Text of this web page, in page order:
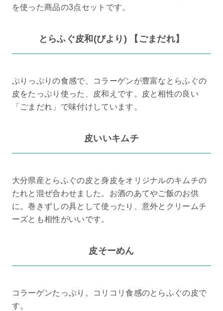
を使った商品の3点セットです。
とらふぐ皮和(びより) 【ごまだれ】
ぷりっぷりの食感で、コラーゲンが豊富なとらふぐの
皮をたっぷり使った、皮和えです。皮と相性の良い
「ごまだれ」で味付けしています。
皮いいキムチ
大分県産とらふぐの皮と身皮をオリジナルのキムチの
たれと混ぜ合わせました。お酒のあてやご飯のお供
に。巻きずしの具として使ったり、意外とクリームチ
ーズとも相性がいいです。
皮そーめん
コラーゲンたっぷり。コリコリ食感のとらふぐの皮で
す。